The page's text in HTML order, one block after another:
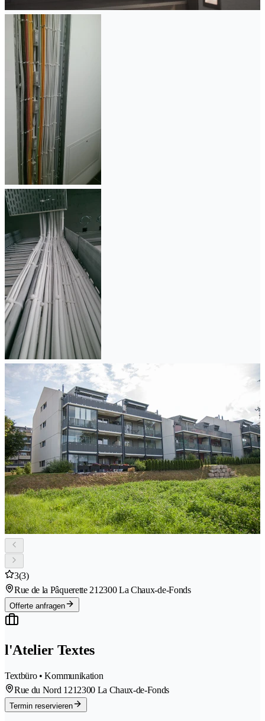
3(3)
Rue de la Pâquerette 21 2300 La Chaux-de-Fonds
Offerte anfragen
l'Atelier Textes
Textbüro • Kommunikation
Rue du Nord 1212300 La Chaux-de-Fonds
Termin reservieren